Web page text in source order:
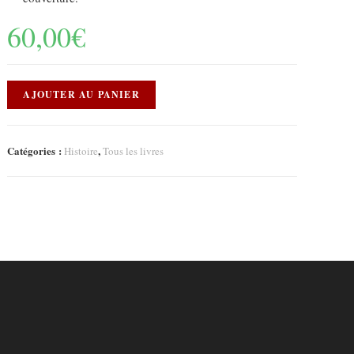
60,00€
AJOUTER AU PANIER
Catégories : Histoire,Tous les livres